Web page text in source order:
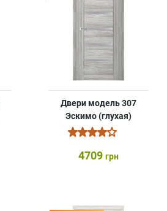
Двери модель 307
Эскимо (глухая)
4709 грн